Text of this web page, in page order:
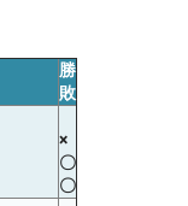
勝
敗
×
〇
〇